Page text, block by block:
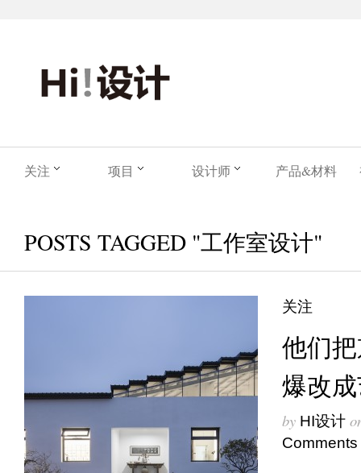
关注 项目 设计师 产品&材料
POSTS TAGGED "工作室设计"
关注
他们
爆改
by HI设计
Comments